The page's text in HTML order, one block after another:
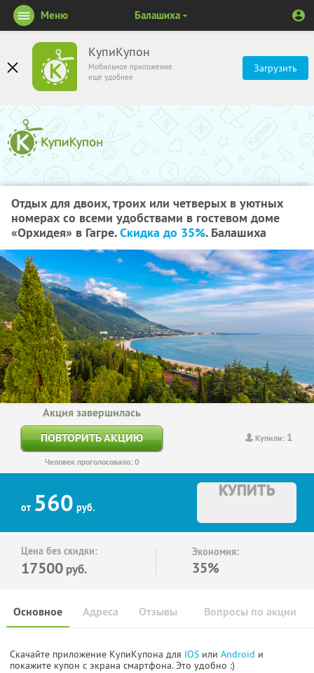
КупиКупон
Мобильное приложение
ещё удобнее
Загрузить
Меню Балашиха
Отдых для двоих, троих или четверых в уютных
номерах со всеми удобствами в гостевом доме
«Орхидея» в Гагре.Скидка до 35%. Балашиха
Купили: 1
Акция завершилась
ПОВТОРИТЬ АКЦИЮ
Человек проголосовало: 0
от 560 руб.
КУПИТЬ
Цена без скидки:
17500 руб.
Экономия:
35%
Основное Отзывы Вопросы по акции
Адреса
Скачайте приложение КупиКупона для IOS или Android и
покажите купон с экрана смартфона. Это удобно :)